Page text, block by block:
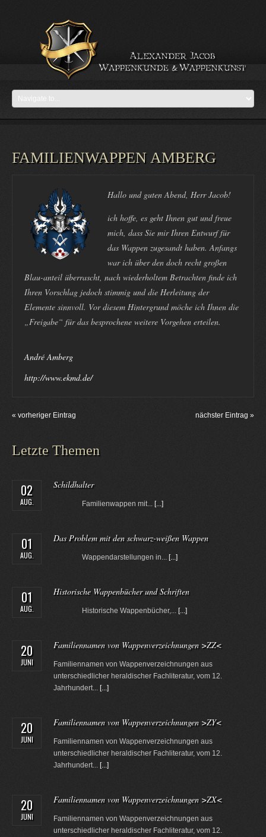
FAMILIENWAPPEN AMBERG
Hallo und guten Abend, Herr Jacob!
ich hoffe, es geht Ihnen gut und freue
mich, dass Sie mir Ihren Entwurf für
das Wappen zugesandt haben. Anfangs
war ich über den doch recht großen
Blau-anteil überrascht, nach wiederholtem Betrachten finde ich
Ihren Vorschlag jedoch stimmig und die Herleitung der
Elemente sinnvoll. Vor diesem Hintergrund möche ich Ihnen die
„Freigabe“ für das besprochene weitere Vorgehen erteilen.
André Amberg
http://www.ekmd.de/
« vorheriger Eintrag nächster Eintrag »
Letzte Themen
02
AUG.
Schildhalter
Familienwappen mit... [...]
01
AUG.
Das Problem mit den schwarz-weißen Wappen
Wappendarstellungen in... [...]
01
AUG.
Historische Wappenbücher und Schriften
Historische Wappenbücher,... [...]
20
JUNI
Familiennamen von Wappenverzeichnungen >ZZ<
Familiennamen von Wappenverzeichnungen aus
unterschiedlicher heraldischer Fachliteratur, vom 12.
Jahrhundert... [...]
20
JUNI
Familiennamen von Wappenverzeichnungen >ZY<
Familiennamen von Wappenverzeichnungen aus
unterschiedlicher heraldischer Fachliteratur, vom 12.
Jahrhundert... [...]
20
JUNI
Familiennamen von Wappenverzeichnungen >ZX<
Familiennamen von Wappenverzeichnungen aus
unterschiedlicher heraldischer Fachliteratur, vom 12.